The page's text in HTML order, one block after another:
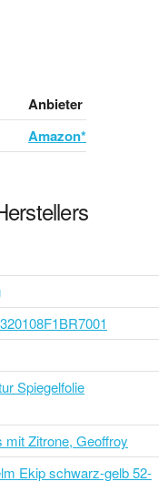
Anbieter
Amazon*
Spiegelfolie
mit Zitrone, Geoffroy
Ekip schwarz-gelb 52-